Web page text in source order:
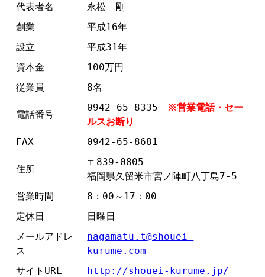
代表者名
永松 剛
創業
平成16年
設立
平成31年
資本金
100万円
従業員
8名
電話番号
0942-65-8335 ※営業電話・セー
ルスお断り
FAX
0942-65-8681
住所
〒839-0805
福岡県久留米市宮ノ陣町八丁島7-5
営業時間
8：00～17：00
定休日
日曜日
メールアドレ
ス
nagamatu.t@shouei-
kurume.com
サイトURL
http://shouei-kurume.jp/